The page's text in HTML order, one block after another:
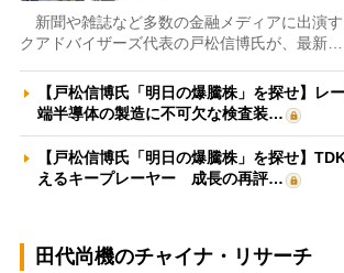
新聞や雑誌など多数の金融メディアに出演
クアドバイザーズ代表の戸松信博氏が、最新…
【戸松信博氏「明日の爆騰株」を探せ】レ
端半導体の製造に不可欠な検査装…
【戸松信博氏「明日の爆騰株」を探せ】
えるキープレーヤー 成長の再評…
田代尚機のチャイナ・リサーチ